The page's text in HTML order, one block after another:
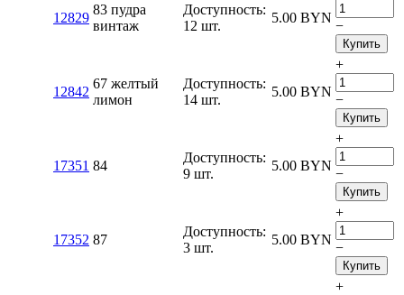
12829
83 пудра
винтаж
Доступность:
12 шт.
5.00 BYN
−
Купить
12842
67 желтый
лимон
Доступность:
14 шт.
5.00 BYN
+
−
Купить
17351 84
Доступность:
9 шт.
5.00 BYN
+
−
Купить
17352 87
Доступность:
3 шт.
5.00 BYN
+
−
Купить
+